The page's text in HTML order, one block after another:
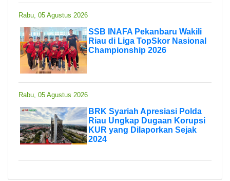
Rabu, 05 Agustus 2026
SSB INAFA Pekanbaru Wakili
Riau di Liga TopSkor Nasional
Championship 2026
Rabu, 05 Agustus 2026
BRK Syariah Apresiasi Polda
Riau Ungkap Dugaan Korupsi
KUR yang Dilaporkan Sejak
2024